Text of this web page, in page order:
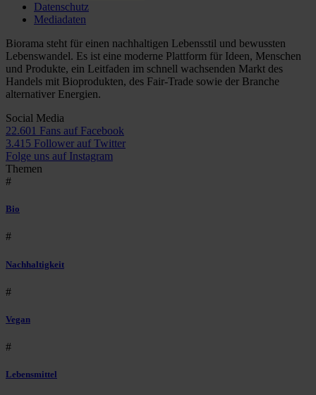
Datenschutz
Mediadaten
Biorama steht für einen nachhaltigen Lebensstil und bewussten
Lebenswandel. Es ist eine moderne Plattform für Ideen, Menschen
und Produkte, ein Leitfaden im schnell wachsenden Markt des
Handels mit Bioprodukten, des Fair-Trade sowie der Branche
alternativer Energien.
Social Media
22.601 Fans auf Facebook
3.415 Follower auf Twitter
Folge uns auf Instagram
Themen
#
Bio
#
Nachhaltigkeit
#
Vegan
#
Lebensmittel